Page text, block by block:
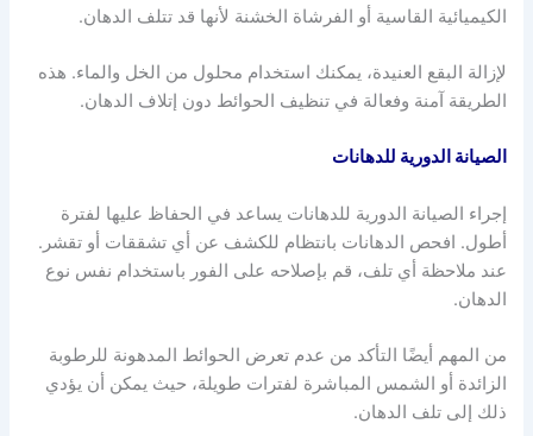
الكيميائية القاسية أو الفرشاة الخشنة لأنها قد تتلف الدهان.
لإزالة البقع العنيدة، يمكنك استخدام محلول من الخل والماء. هذه
الطريقة آمنة وفعالة في تنظيف الحوائط دون إتلاف الدهان.
الصيانة الدورية للدهانات
إجراء الصيانة الدورية للدهانات يساعد في الحفاظ عليها لفترة
أطول. افحص الدهانات بانتظام للكشف عن أي تشققات أو تقشر.
عند ملاحظة أي تلف، قم بإصلاحه على الفور باستخدام نفس نوع
الدهان.
من المهم أيضًا التأكد من عدم تعرض الحوائط المدهونة للرطوبة
الزائدة أو الشمس المباشرة لفترات طويلة، حيث يمكن أن يؤدي
ذلك إلى تلف الدهان.